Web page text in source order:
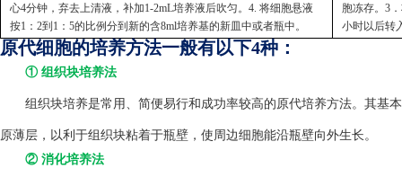
心4分钟，弃去上清液，补加1-2mL培养液后吹匀。4. 将细胞悬液
按1：2到1：5的比例分到新的含8ml培养基的新皿中或者瓶中。
胞冻存。3
小时以后转
原代细胞的培养方法一般有以下4种：
① 组织块培养法
组织块培养是常用、简便易行和成功率较高的原代培养方法。其基
原薄层，以利于组织块粘着于瓶壁，使周边细胞能沿瓶壁向外生长。
② 消化培养法